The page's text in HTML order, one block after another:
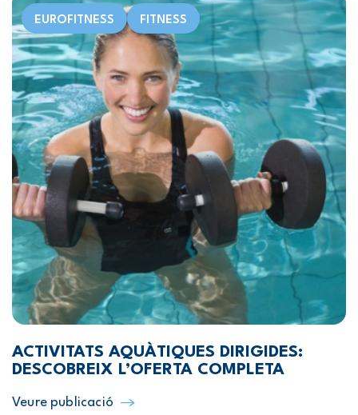
EUROFITNESS FITNESS
ACTIVITATS AQUÀTIQUES DIRIGIDES:
DESCOBREIX L’OFERTA COMPLETA
Veure publicació